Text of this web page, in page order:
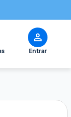
Entrar